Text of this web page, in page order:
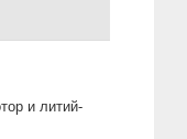
и литий-